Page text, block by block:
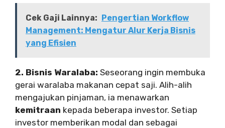
Cek Gaji Lainnya: Pengertian Workflow
Management: Mengatur Alur Kerja Bisnis
yang Efisien
2. Bisnis Waralaba: Seseorang ingin membuka
gerai waralaba makanan cepat saji. Alih-alih
mengajukan pinjaman, ia menawarkan
kemitraan kepada beberapa investor. Setiap
investor memberikan modal dan sebagai